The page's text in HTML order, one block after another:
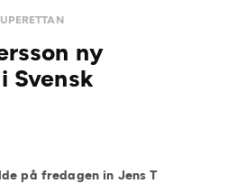
ny
Svensk
på fredagen in Jens T